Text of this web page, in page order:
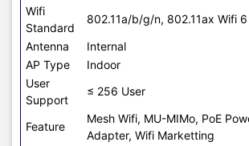
Wifi
Standard
802.11a/b/g/n, 802.11ax Wifi 6
Antenna
Internal
AP Type
Indoor
User
Support
≤ 256 User
Feature
Mesh Wifi, MU-MIMo, PoE
Adapter, Wifi Marketting
-7dBm (0.2 mW)
– 5 GHz band: Max
-7dBm (0.2 mW)
Bảo mật
(WPA2), WPA
– Advanced Encryption